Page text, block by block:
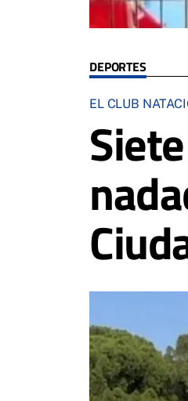
DEPORTES
EL CLUB